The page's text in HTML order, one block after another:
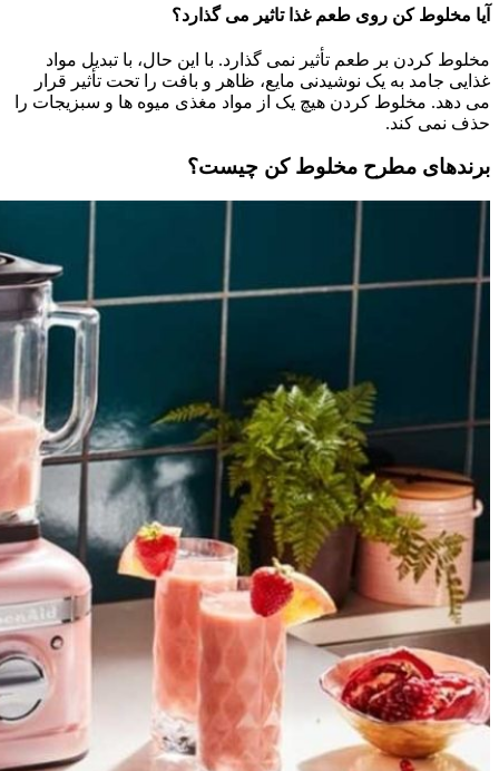
آیا مخلوط کن روی طعم غذا تاثیر می گذارد؟
مخلوط کردن بر طعم تأثیر نمی گذارد. با این حال، با تبدیل مواد
غذایی جامد به یک نوشیدنی مایع، ظاهر و بافت را تحت تأثیر قرار
می دهد. مخلوط کردن هیچ یک از مواد مغذی میوه ها و سبزیجات را
حذف نمی کند.
برندهای مطرح مخلوط کن چیست؟